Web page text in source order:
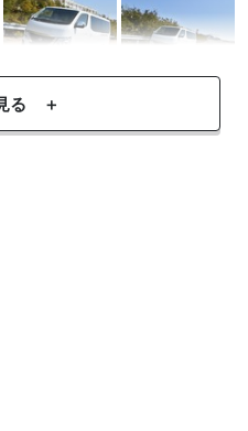
る ＋